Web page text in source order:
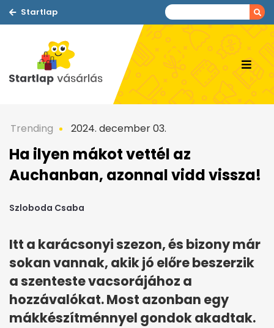
Startlap
Trending 2024. december 03.
Ha ilyen mákot vettél az
Auchanban, azonnal vidd vissza!
Szloboda Csaba
Itt a karácsonyi szezon, és bizony már
sokan vannak, akik jó előre beszerzik
a szenteste vacsorájához a
hozzávalókat. Most azonban egy
mákkészítménnyel gondok akadtak.